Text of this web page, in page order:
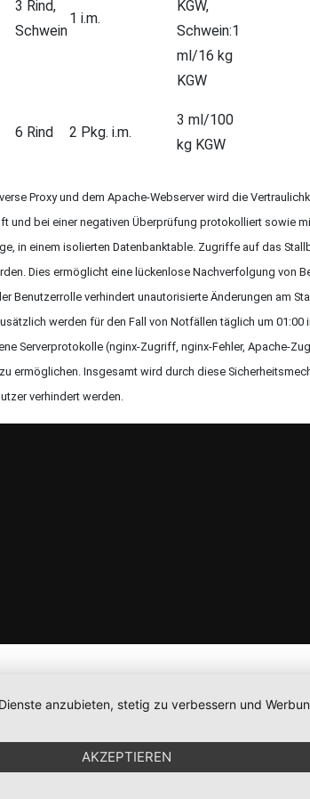
3 Rind,
Schwein
1 i.m.
KGW,
Schwein:1
ml/16 kg
KGW
6 Rind 2 Pkg. i.m.
3 ml/100
kg KGW
Proxy und dem Apache-Webserver wird die
bei einer negativen Überprüfung protokolliert sowie
in einem isolierten Datenbanktable. Zugriffe auf das
Dies ermöglicht eine lückenlose Nachverfolgung von
verhindert unautorisierte Änderungen am
werden für den Fall von Notfällen täglich um
Serverprotokolle (nginx-Zugriff, nginx-Fehler, Apache-
ermöglichen. Insgesamt wird durch diese
verhindert werden.
anzubieten, stetig zu verbessern und
AKZEPTIEREN